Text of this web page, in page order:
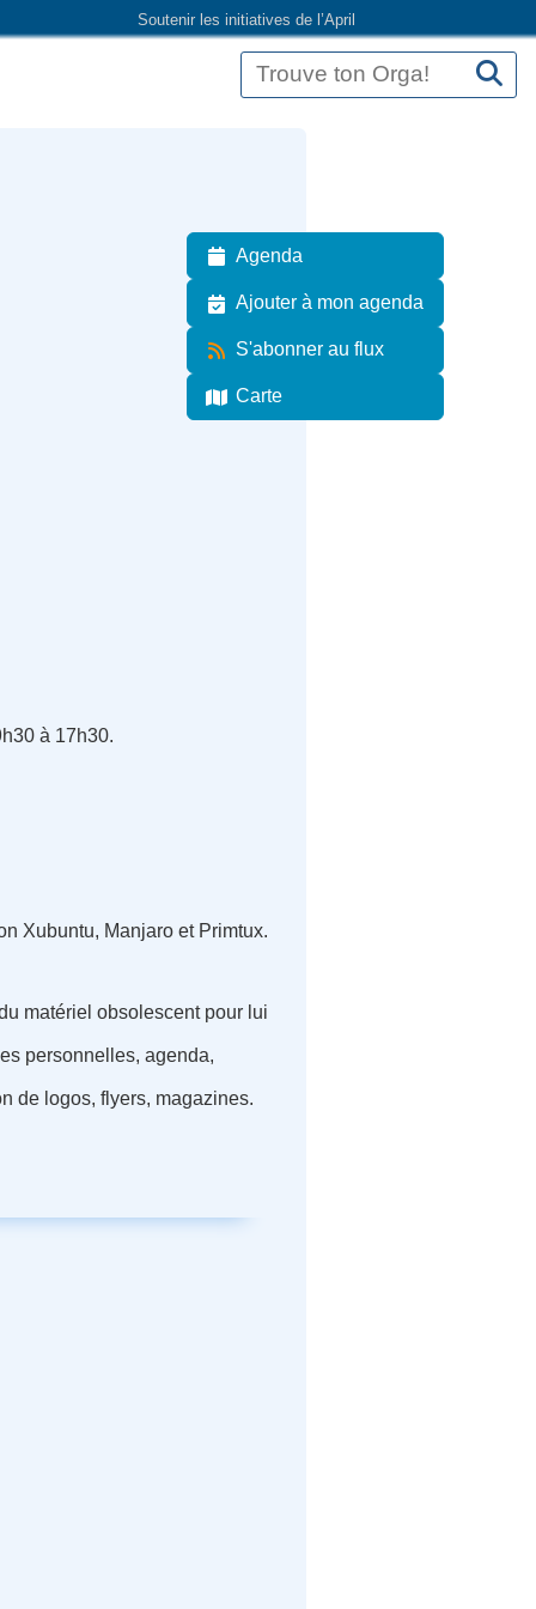
Soutenir les initiatives de l’April
Agenda
Ajouter à mon agenda
S'abonner au flux
Carte
à 17h30.
Xubuntu, Manjaro et Primtux.
matériel obsolescent pour lui
personnelles, agenda,
de logos, flyers, magazines.